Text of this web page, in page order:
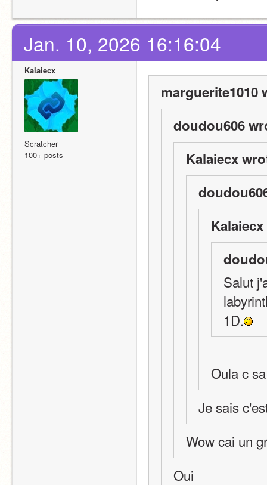
Jan. 10, 2026 16:16:04
Kalaiecx
Scratcher
100+ posts
marguerite1010
doudou606
Kalaiecx
Salut
1D.
Oula c
Je sais
Wow cai un
Oui